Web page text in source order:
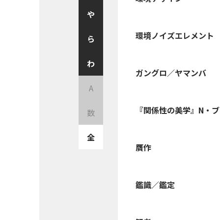
や
ら
わ
A
数
全
環境ノイズエレメント
ガングロ／ヤマンバ
『関係性の美学』N・
贋作
鑑識／鑑定